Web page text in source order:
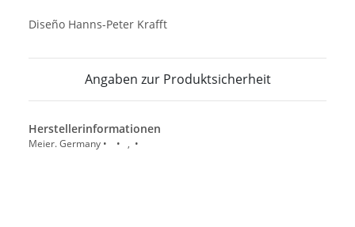
Diseño Hanns-Peter Krafft
Angaben zur Produktsicherheit
Herstellerinformationen
Meier. Germany • • , •